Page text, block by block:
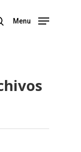
Menu